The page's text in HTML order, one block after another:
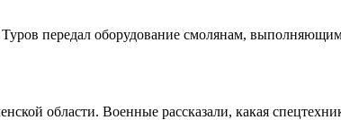
передал оборудование смолянам,
области. Военные рассказали, какая